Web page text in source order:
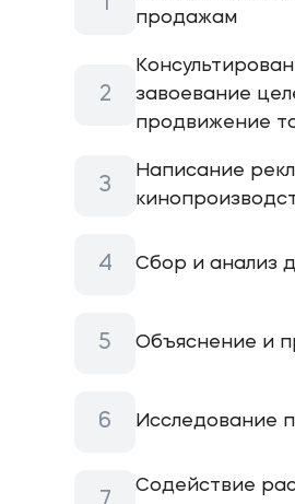
продажам
завоевание
продвижение
Написание
Сбор и анализ
Объяснение и
Исследование
Содействие